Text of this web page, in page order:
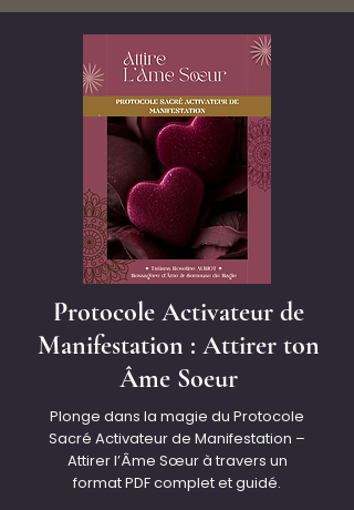
Protocole Activateur de
Manifestation : Attirer ton
Âme Soeur
Plonge dans la magie du Protocole
Sacré Activateur de Manifestation –
Attirer l’Âme Sœur à travers un
format PDF complet et guidé.